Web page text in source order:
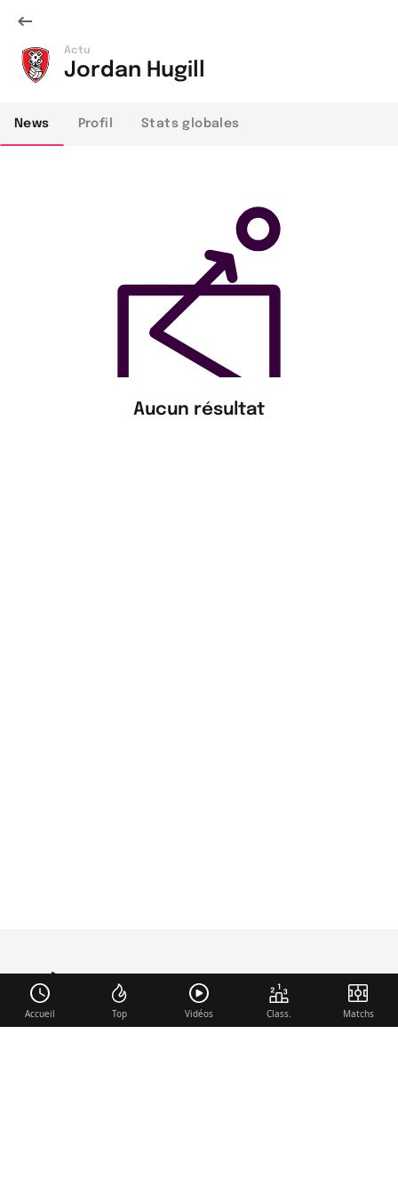
Actu
Jordan Hugill
News Profil Stats globales
Aucun résultat
foot-anglais.com
Accueil Top Vidéos Class. Matchs